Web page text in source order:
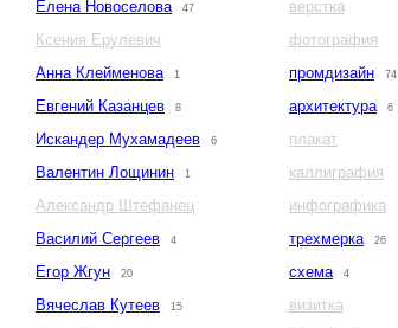
Елена Новоселова 47
Ксения Ерулевич
Анна Клейменова
1
Евгений Казанцев 8
Искандер Мухамадеев 6
Валентин Лощинин 1
Александр Штефанец
Василий Сергеев
4
Егор Жгун 20
Вячеслав Кутеев 15
верстка
фотография
промдизайн
74
архитектура 6
плакат
каллиграфия
инфографика
трехмерка
26
схема 4
визитка